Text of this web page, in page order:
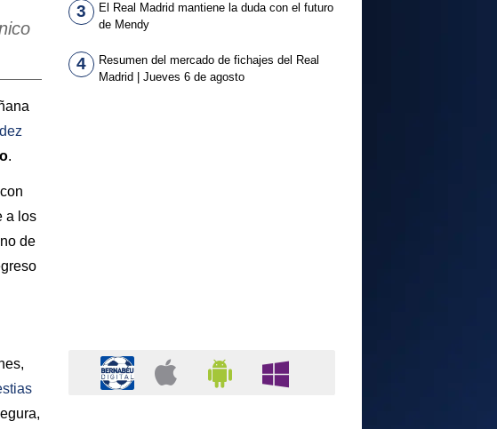
.
a los
de
3
El Real Madrid mantiene la duda con el futuro
de Mendy
4
Resumen del mercado de fichajes del Real
Madrid | Jueves 6 de agosto